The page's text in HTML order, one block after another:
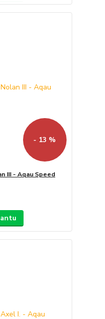
- 13 %
III - Aqau Speed